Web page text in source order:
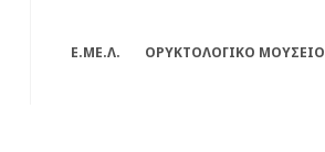
Ε.ΜΕ.Λ. ΟΡΥΚΤΟΛΟΓΙΚΌ ΜΟΥΣΕΊΟ